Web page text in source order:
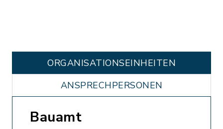
ORGANISATIONS­EINHEITEN
ANSPRECHPERSONEN
Bauamt